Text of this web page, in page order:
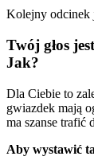
Kolejny odcinek
Twój głos
Jak?
Dla Ciebie to
gwiazdek mają
ma szanse trafić
Aby wystawić